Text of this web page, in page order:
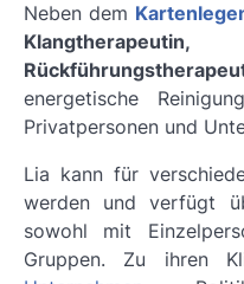
Neben dem
energetische
Privatpersonen und
Lia kann für
werden und verfügt
sowohl mit
Gruppen. Zu ihren